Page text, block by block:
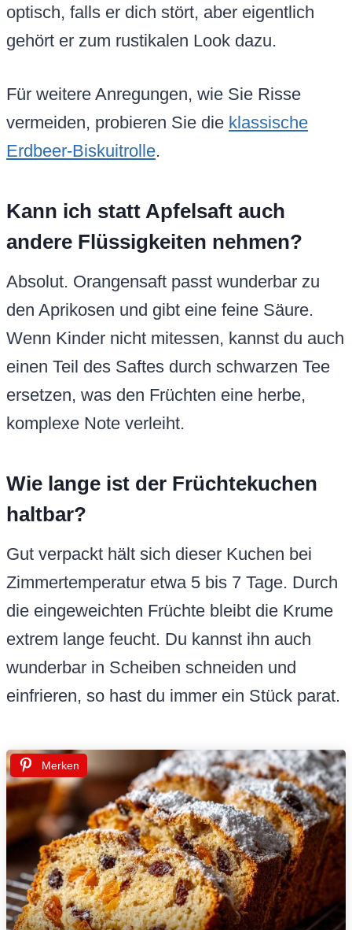
optisch, falls er dich stört, aber eigentlich
gehört er zum rustikalen Look dazu.
Für weitere Anregungen, wie Sie Risse
vermeiden, probieren Sie die klassische
Erdbeer-Biskuitrolle.
Kann ich statt Apfelsaft auch
andere Flüssigkeiten nehmen?
Absolut. Orangensaft passt wunderbar zu
den Aprikosen und gibt eine feine Säure.
Wenn Kinder nicht mitessen, kannst du auch
einen Teil des Saftes durch schwarzen Tee
ersetzen, was den Früchten eine herbe,
komplexe Note verleiht.
Wie lange ist der Früchtekuchen
haltbar?
Gut verpackt hält sich dieser Kuchen bei
Zimmertemperatur etwa 5 bis 7 Tage. Durch
die eingeweichten Früchte bleibt die Krume
extrem lange feucht. Du kannst ihn auch
wunderbar in Scheiben schneiden und
einfrieren, so hast du immer ein Stück parat.
Merken